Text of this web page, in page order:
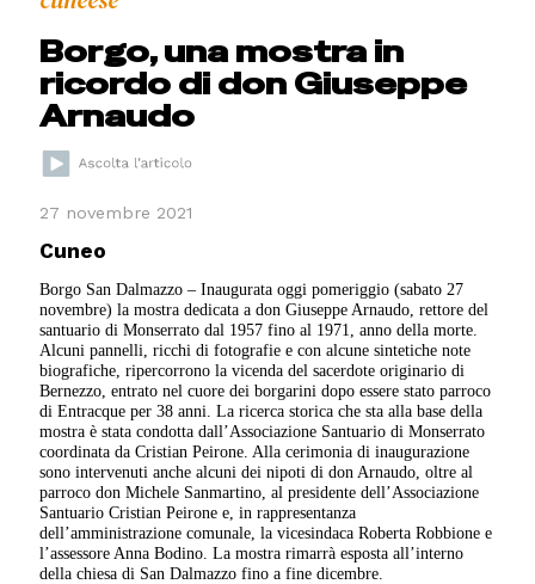
Borgo, una mostra in
ricordo di don Giuseppe
Arnaudo
27 novembre 2021
Cuneo
Borgo San Dalmazzo – Inaugurata oggi pomeriggio (sabato 27
novembre) la mostra dedicata a don Giuseppe Arnaudo, rettore del
santuario di Monserrato dal 1957 fino al 1971, anno della morte.
Alcuni pannelli, ricchi di fotografie e con alcune sintetiche note
biografiche, ripercorrono la vicenda del sacerdote originario di
Bernezzo, entrato nel cuore dei borgarini dopo essere stato parroco
di Entracque per 38 anni. La ricerca storica che sta alla base della
mostra è stata condotta dall’Associazione Santuario di Monserrato
coordinata da Cristian Peirone. Alla cerimonia di inaugurazione
sono intervenuti anche alcuni dei nipoti di don Arnaudo, oltre al
parroco don Michele Sanmartino, al presidente dell’Associazione
Santuario Cristian Peirone e, in rappresentanza
dell’amministrazione comunale, la vicesindaca Roberta Robbione e
l’assessore Anna Bodino. La mostra rimarrà esposta all’interno
della chiesa di San Dalmazzo fino a fine dicembre.